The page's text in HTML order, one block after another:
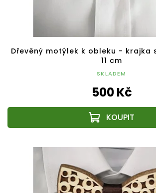
Dřevěný motýlek k obleku - krajka
11 cm
SKLADEM
500 Kč